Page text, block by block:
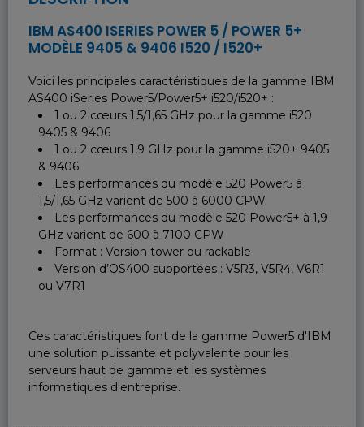
IBM AS400 ISERIES POWER 5 / POWER 5+
MODÈLE 9405 & 9406 I520 / I520+
Voici les principales caractéristiques de la gamme IBM
AS400 iSeries Power5/Power5+ i520/i520+ :
1 ou 2 cœurs 1,5/1,65 GHz pour la gamme i520
9405 & 9406
1 ou 2 cœurs 1,9 GHz pour la gamme i520+ 9405
& 9406
Les performances du modèle 520 Power5 à
1,5/1,65 GHz varient de 500 à 6000 CPW
Les performances du modèle 520 Power5+ à 1,9
GHz varient de 600 à 7100 CPW
Format : Version tower ou rackable
Version d’OS400 supportées : V5R3, V5R4, V6R1
ou V7R1
Ces caractéristiques font de la gamme Power5 d'IBM
une solution puissante et polyvalente pour les
serveurs haut de gamme et les systèmes
informatiques d'entreprise.